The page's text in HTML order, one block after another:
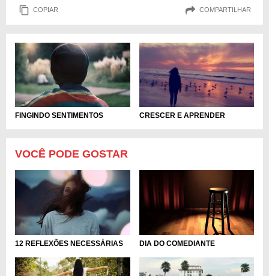
COPIAR COMPARTILHAR
FINGINDO SENTIMENTOS CRESCER E APRENDER
VOCÊ PODE GOSTAR
12 REFLEXÕES NECESSÁRIAS DIA DO COMEDIANTE